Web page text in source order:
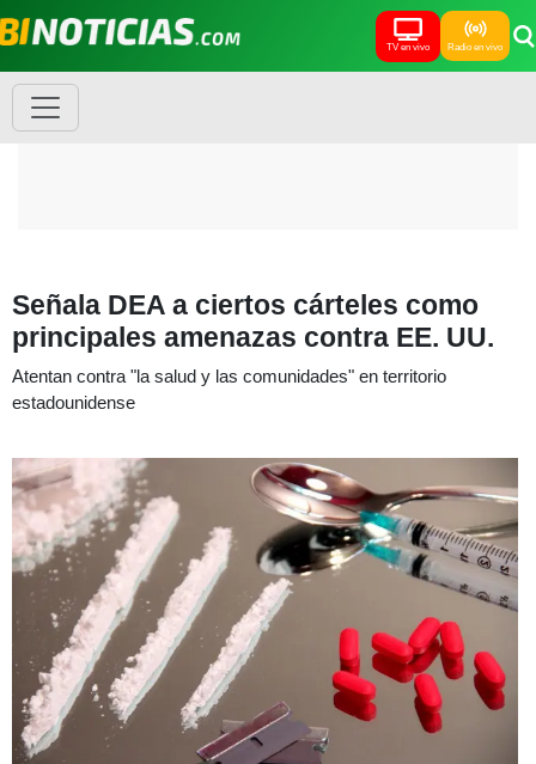
TV en vivo Radio en vivo
Señala DEA a ciertos cárteles como
principales amenazas contra EE. UU.
Atentan contra "la salud y las comunidades" en territorio
estadounidense